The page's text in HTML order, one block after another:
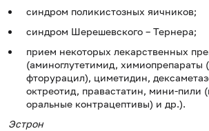
синдром поликистозных яичников;
синдром Шерешевского – Тернера;
прием некоторых лекарственных
(аминоглутетимид, химиопрепараты
фторурацил), циметидин,
октреотид, правастатин, мини-пили
оральные контрацептивы) и др.).
Эстрон